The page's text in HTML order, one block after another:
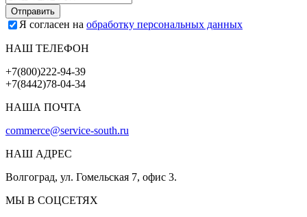
Я согласен на обработку персональных данных
НАШ ТЕЛЕФОН
+7(800)222-94-39
+7(8442)78-04-34
НАША ПОЧТА
commerce@service-south.ru
НАШ АДРЕС
Волгоград, ул. Гомельская 7, офис 3.
МЫ В СОЦСЕТЯХ